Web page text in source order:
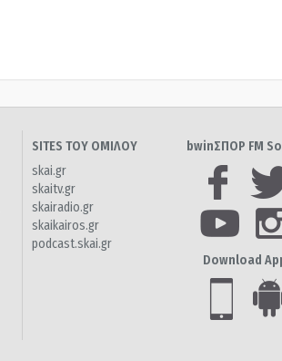
SITES ΤΟΥ ΟΜΙΛΟΥ
skai.gr
skaitv.gr
skairadio.gr
skaikairos.gr
podcast.skai.gr
bwinΣΠΟΡ FM
Download